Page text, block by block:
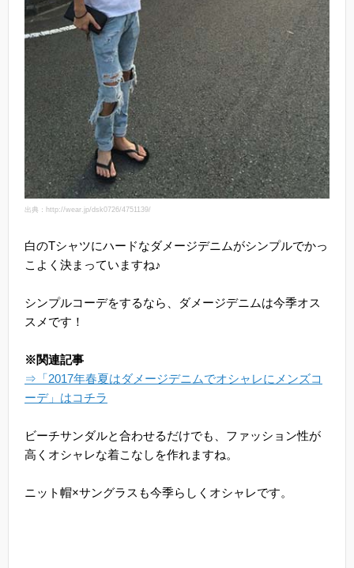
出典：http://wear.jp/dsk0726/4751139/
白のTシャツにハードなダメージデニムがシンプルでかっ
こよく決まっていますね♪
シンプルコーデをするなら、ダメージデニムは今季オス
スメです！
※関連記事
⇒「2017年春夏はダメージデニムでオシャレにメンズコ
ーデ」はコチラ
ビーチサンダルと合わせるだけでも、ファッション性が
高くオシャレな着こなしを作れますね。
ニット帽×サングラスも今季らしくオシャレです。